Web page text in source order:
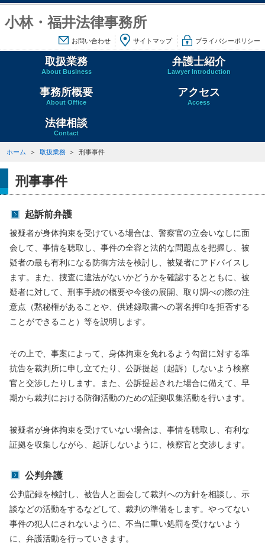
小林・福井法律事務所
お問い合わせ サイトマップ プライバシーポリシー
取扱業務
About Business
弁護士紹介
Lawyer Introduction
事務所概要
About Office
アクセス
Access
法律相談
Contact
ホーム 取扱業務 刑事事件
刑事事件
起訴前弁護
被疑者が身体拘束を受けている場合は、警察官の立会いなしに面
会して、事情を聴取し、事件の全容と法的な問題点を把握し、被
疑者の最も有利になる防御方法を検討し、被疑者にアドバイスし
ます。また、捜査に違法がないかどうかを確認するとともに、被
疑者に対して、刑事手続の概要や今後の展開、取り調べの際の注
意点（黙秘権があることや、供述録取書への署名押印を拒否する
ことができること）等を説明します。
その上で、事案によって、身体拘束を免れるよう勾留に対する準
抗告を裁判所に申し立てたり、公訴提起（起訴）しないよう検察
官と交渉したりします。また、公訴提起された場合に備えて、早
期から裁判における防御活動のための証拠収集活動を行います。
被疑者が身体拘束を受けていない場合は、事情を聴取し、有利な
証拠を収集しながら、起訴しないように、検察官と交渉します。
公判弁護
公判記録を検討し、被告人と面会して裁判への方針を相談し、示
談などの活動をするなどして、裁判の準備をします。やってない
事件の犯人にされないように、不当に重い処罰を受けないよう
に、弁護活動を行っていきます。